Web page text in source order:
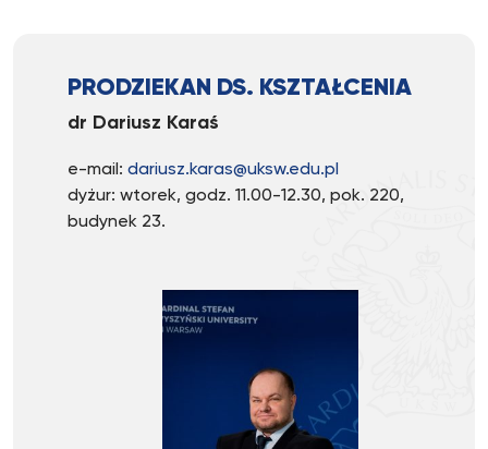
PRODZIEKAN DS. KSZTAŁCENIA
dr Dariusz Karaś
e-mail: dariusz.karas@uksw.edu.pl
dyżur: wtorek, godz. 11.00-12.30, pok. 220,
budynek 23.